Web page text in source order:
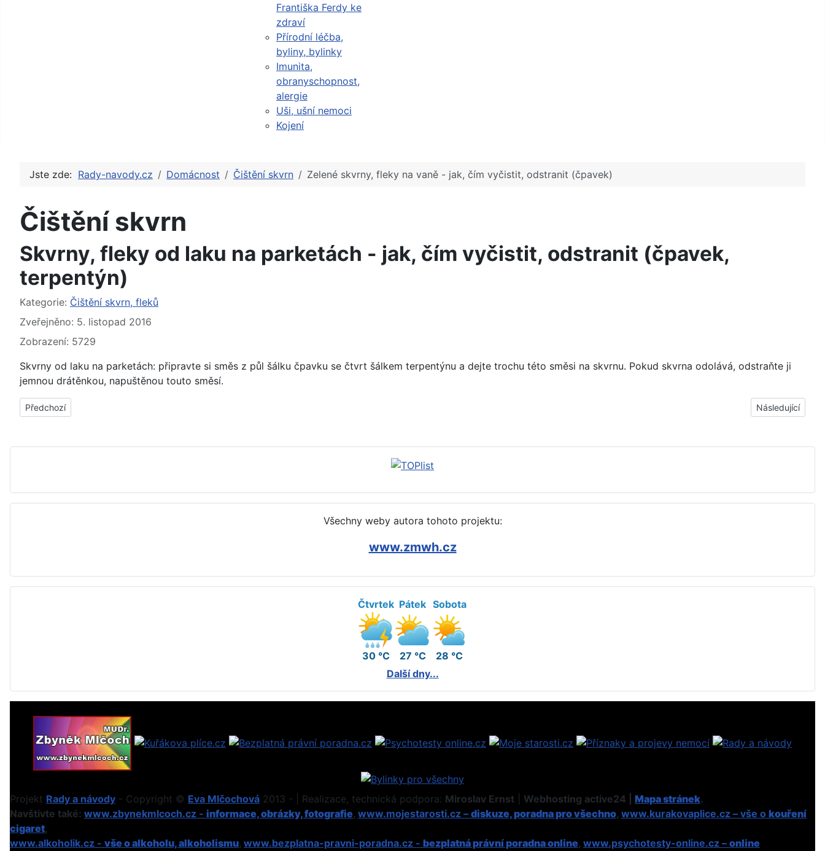
Františka Ferdy ke
zdraví
Přírodní léčba,
byliny, bylinky
Imunita,
obranyschopnost,
alergie
Uši, ušní nemoci
Kojení
Jste zde: Rady-navody.cz Domácnost Čištění skvrn Zelené skvrny, fleky na vaně - jak, čím vyčistit, odstranit (čpavek)
Čištění skvrn
Skvrny, fleky od laku na parketách - jak, čím vyčistit, odstranit (čpavek,
terpentýn)
Základní údaje
Kategorie: Čištění skvrn, fleků
Zveřejněno: 5. listopad 2016
Zobrazení: 5729
Skvrny od laku na parketách: připravte si směs z půl šálku čpavku se čtvrt šálkem terpentýnu a dejte trochu této směsi na skvrnu. Pokud skvrna odolává, odstraňte ji
jemnou drátěnkou, napuštěnou touto směsí.
Předchozí článek: Mastné skvrny na parketách - jak, čím vyčistit, odstranit (mastek, piliny, mouka)
Předchozí Další článek:
Následující
Všechny weby autora tohoto projektu:
www.zmwh.cz
Čtvrtek
30 °C
Pátek
27 °C
Sobota
28 °C
Další dny...
Projekt Rady a návody - Copyright © Eva Mlčochová 2013 - | Realizace, technická podpora: Miroslav Ernst Webhosting active24 | Mapa stránek.
Navštivte také: www.zbynekmlcoch.cz - informace, obrázky, fotografie, www.mojestarosti.cz – diskuze, poradna pro všechno, www.kurakovaplice.cz – vše o kouření
cigaret,
www.alkoholik.cz - vše o alkoholu, alkoholismu, www.bezplatna-pravni-poradna.cz - bezplatná právní poradna online, www.psychotesty-online.cz – online